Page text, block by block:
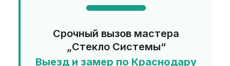
Срочный вызов мастера
„Стекло Системы“
Выезд и замер по Краснодару